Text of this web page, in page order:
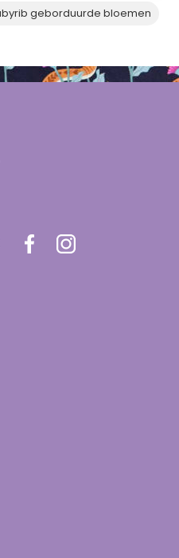
geborduurde bloemen